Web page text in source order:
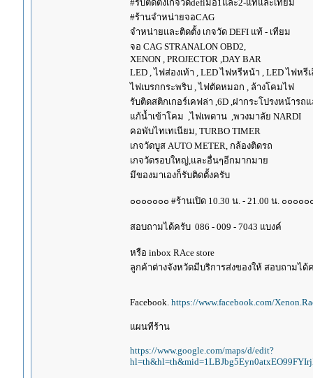
#รับติดตั้งเกจวัดdefiมือ1และ2-แท้และเทียม
#ร้านจำหน่ายจอCAG
จำหน่ายและติดตั้ง เกจวัด DEFI แท้ - เทียม
จอ CAG STRANALON OBD2,
XENON , PROJECTOR ,DAY BAR
LED , ไฟส่องเท้า , LED ไฟหรีหน้า , LED ไฟหรีเ
ไฟเบรกกระพริบ , ไฟตัดหมอก , ล้างโคมไฟ
รับติดสติกเกอร์เคฟล่า ,6D ,ฝากระโปรงหน้ารถ
แก้น้ำเข้าโคม ,ไฟเพดาน ,พวงมาลัย NARDI
คอพับไทเทเนียม, TURBO TIMER
เกจวัดบูส AUTO METER, กล้องติดรถ
เกจวัดรอบใหญ่,และอื่นๆอีกมากมาย
มีของมาเองก็รับติดตั้งครับ
๐๐๐๐๐๐๐ #ร้านเปิด 10.30 น. - 21.00 น. ๐๐๐๐๐
สอบถามได้ครับ 086 - 009 - 7043 แบงค์
หรือ inbox RAce store
ลูกค้าต่างจังหวัดมีบริการส่งของให้ สอบถามได้
Facebook. https://www.facebook.com/
แผนทีร้าน
https://www.google.com/maps/d/edit?